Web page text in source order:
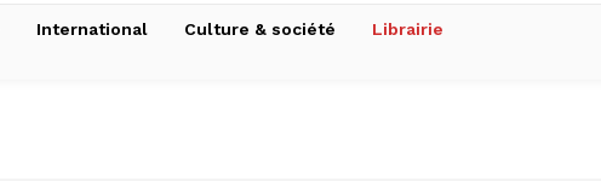
International Culture & société Librairie